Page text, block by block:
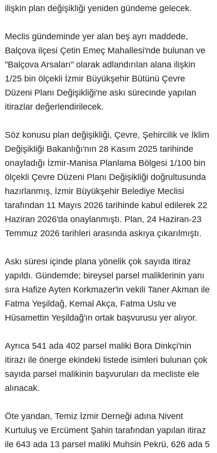
ilişkin plan değişikliği yeniden gündeme gelecek.
Meclis gündeminde yer alan beş ayrı maddede,
Balçova ilçesi Çetin Emeç Mahallesi'nde bulunan ve
"Balçova Arsaları" olarak adlandırılan alana ilişkin
1/25 bin ölçekli İzmir Büyükşehir Bütünü Çevre
Düzeni Planı Değişikliği'ne askı sürecinde yapılan
itirazlar değerlendirilecek.
Söz konusu plan değişikliği, Çevre, Şehircilik ve İklim
Değişikliği Bakanlığı'nın 28 Kasım 2025 tarihinde
onayladığı İzmir-Manisa Planlama Bölgesi 1/100 bin
ölçekli Çevre Düzeni Planı Değişikliği doğrultusunda
hazırlanmış, İzmir Büyükşehir Belediye Meclisi
tarafından 11 Mayıs 2026 tarihinde kabul edilerek 22
Haziran 2026'da onaylanmıştı. Plan, 24 Haziran-23
Temmuz 2026 tarihleri arasında askıya çıkarılmıştı.
Askı süresi içinde plana yönelik çok sayıda itiraz
yapıldı. Gündemde; bireysel parsel maliklerinin yanı
sıra Hafize Ayten Korkmazer'in vekili Taner Akman ile
Fatma Yeşildağ, Kemal Akça, Fatma Uslu ve
Hüsamettin Yeşildağ'ın ortak başvurusu yer alıyor.
Ayrıca 541 ada 402 parsel maliki Bora Dinkçi'nin
itirazı ile önerge ekindeki listede isimleri bulunan çok
sayıda parsel malikinin başvuruları da mecliste ele
alınacak.
Öte yandan, Temiz İzmir Derneği adına Nivent
Kurtuluş ve Ercüment Şahin tarafından yapılan itiraz
ile 643 ada 13 parsel maliki Muhsin Pekrü, 626 ada 5